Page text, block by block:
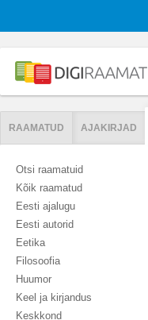
RAAMATUD AJAKIRJAD
Otsi raamatuid
Kõik raamatud
Eesti ajalugu
Eesti autorid
Eetika
Filosoofia
Huumor
Keel ja kirjandus
Keskkond